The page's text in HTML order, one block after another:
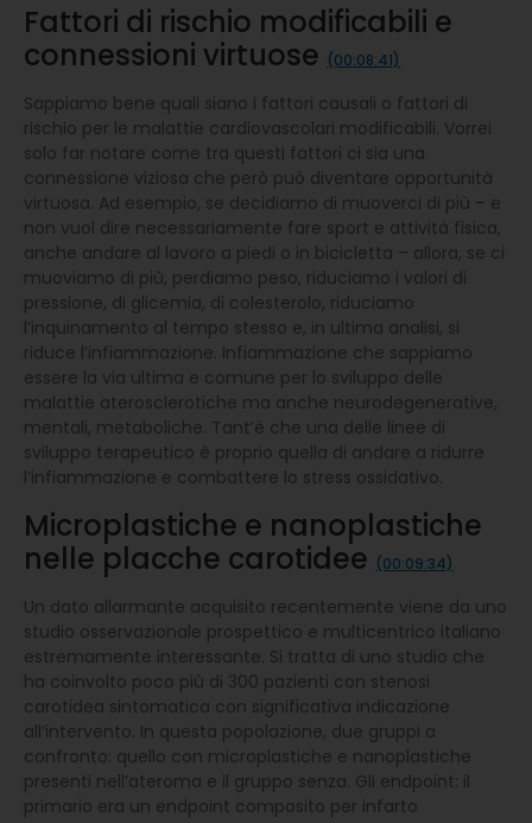
Fattori di rischio modificabili e
connessioni virtuose (00:08:41)
Sappiamo bene quali siano i fattori causali o fattori di
rischio per le malattie cardiovascolari modificabili. Vorrei
solo far notare come tra questi fattori ci sia una
connessione viziosa che però può diventare opportunità
virtuosa. Ad esempio, se decidiamo di muoverci di più – e
non vuol dire necessariamente fare sport e attività fisica,
anche andare al lavoro a piedi o in bicicletta – allora, se ci
muoviamo di più, perdiamo peso, riduciamo i valori di
pressione, di glicemia, di colesterolo, riduciamo
l’inquinamento al tempo stesso e, in ultima analisi, si
riduce l’infiammazione. Infiammazione che sappiamo
essere la via ultima e comune per lo sviluppo delle
malattie aterosclerotiche ma anche neurodegenerative,
mentali, metaboliche. Tant’è che una delle linee di
sviluppo terapeutico è proprio quella di andare a ridurre
l’infiammazione e combattere lo stress ossidativo.
Microplastiche e nanoplastiche
nelle placche carotidee (00:09:34)
Un dato allarmante acquisito recentemente viene da uno
studio osservazionale prospettico e multicentrico italiano
estremamente interessante. Si tratta di uno studio che
ha coinvolto poco più di 300 pazienti con stenosi
carotidea sintomatica con significativa indicazione
all’intervento. In questa popolazione, due gruppi a
confronto: quello con microplastiche e nanoplastiche
presenti nell’ateroma e il gruppo senza. Gli endpoint: il
primario era un endpoint composito per infarto